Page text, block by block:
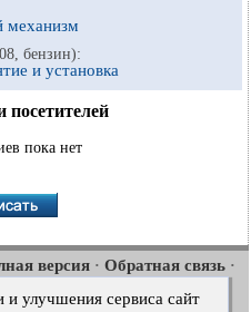
механизм
бензин):
и установка
пока нет
версия · Обратная связь ·
улучшения сервиса сайт